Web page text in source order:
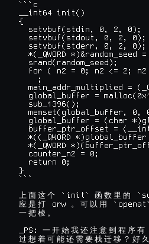
```c
__int64 init()
{
  setvbuf(stdin, 0, 2, 0);
  setvbuf(stdout, 0, 2, 0);
  setvbuf(stderr, 0, 2, 0);
*(_QWORD *)&random_seed =
  srand(random_seed);
for ( n2 = 0; n2 <= 2; n2
    ;
main_addr_multiplied =
global_buffer =
  sub_1396();
memset(global_buffer, 0,
global_buffer = (char
buffer_ptr_offset =
*((_QWORD
*(_QWORD
  counter_n2 = 0;
  return 0;
}
```
上 面 这 个 `init` 函 数 里 的
应 是 打 orw 。 可 以 用
一 把 梭 。
_PS: 一 开 始 我 还 注 意 到 程 序 有
过 想 着 可 能 还 需 要 栈 迁 移 ？ 好 久